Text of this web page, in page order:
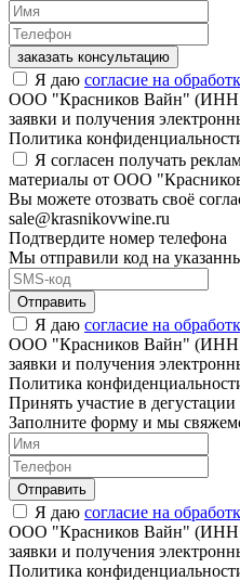
заказать консультацию
Я даю согласие на
ООО "Красников Вайн" (ИНН
заявки и получения
Политика
Я согласен получать
материалы от ООО
Вы можете отозвать своё
sale@krasnikovwine.ru
Подтвердите номер телефона
Мы отправили код на
Отправить
Я даю согласие на
ООО "Красников Вайн" (ИНН
заявки и получения
Политика
Принять участие в дегустации
Заполните форму и мы
Отправить
Я даю согласие на
ООО "Красников Вайн" (ИНН
заявки и получения
Политика